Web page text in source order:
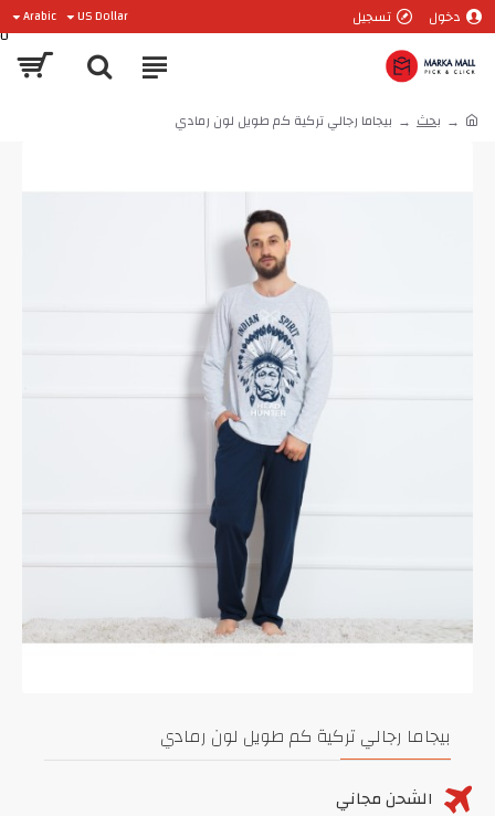
دخول تسجيل US Dollar
Arabic
0
بحث بيجاما رجالي تركية كم طويل لون رمادي
بيجاما رجالي تركية كم طويل لون رمادي
الشحن مجاني